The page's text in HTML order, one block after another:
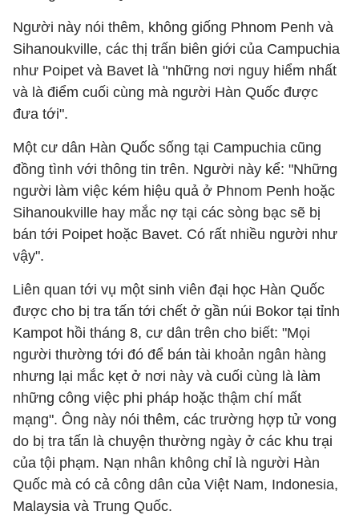
Người này nói thêm, không giống Phnom Penh và
Sihanoukville, các thị trấn biên giới của Campuchia
như Poipet và Bavet là "những nơi nguy hiểm nhất
và là điểm cuối cùng mà người Hàn Quốc được
đưa tới".
Một cư dân Hàn Quốc sống tại Campuchia cũng
đồng tình với thông tin trên. Người này kể: "Những
người làm việc kém hiệu quả ở Phnom Penh hoặc
Sihanoukville hay mắc nợ tại các sòng bạc sẽ bị
bán tới Poipet hoặc Bavet. Có rất nhiều người như
vậy".
Liên quan tới vụ một sinh viên đại học Hàn Quốc
được cho bị tra tấn tới chết ở gần núi Bokor tại tỉnh
Kampot hồi tháng 8, cư dân trên cho biết: "Mọi
người thường tới đó để bán tài khoản ngân hàng
nhưng lại mắc kẹt ở nơi này và cuối cùng là làm
những công việc phi pháp hoặc thậm chí mất
mạng". Ông này nói thêm, các trường hợp tử vong
do bị tra tấn là chuyện thường ngày ở các khu trại
của tội phạm. Nạn nhân không chỉ là người Hàn
Quốc mà có cả công dân của Việt Nam, Indonesia,
Malaysia và Trung Quốc.